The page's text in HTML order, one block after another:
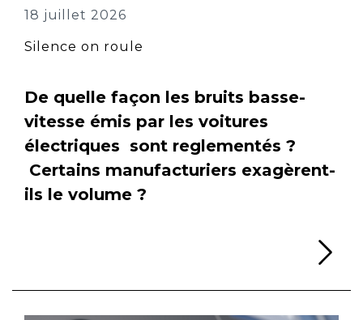
18 juillet 2026
Silence on roule
De quelle façon les bruits basse-
vitesse émis par les voitures
électriques sont reglementés ?
Certains manufacturiers exagèrent-
ils le volume ?